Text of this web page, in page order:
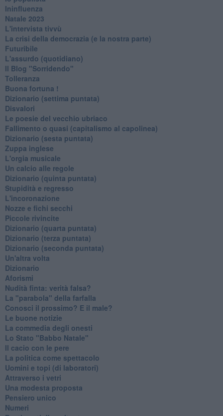
Ininfluenza
Natale 2023
L'intervista tivvù
La crisi della democrazia (e la nostra parte)
Futuribile
L'assurdo (quotidiano)
Il Blog "Sorridendo"
Tolleranza
Buona fortuna !
​Dizionario (settima puntata)
Disvalori
Le poesie del vecchio ubriaco
Fallimento o quasi (capitalismo al capolinea)
Dizionario (sesta puntata)
Zuppa inglese
L'orgia musicale
Un calcio alle regole
Dizionario (quinta puntata)
Stupidità e regresso
L'incoronazione
Nozze e fichi secchi
Piccole rivincite
​Dizionario (quarta puntata)
​Dizionario (terza puntata)
​Dizionario (seconda puntata)
Un'altra volta
Dizionario
Aforismi
Nudità finta: verità falsa?
La "parabola" della farfalla
Conosci il prossimo? E il male?
Le buone notizie
La commedia degli onesti
Lo Stato "Babbo Natale"
Il cacio con le pere
La politica come spettacolo
Uomini e topi (di laboratori)
Attraverso i vetri
Una modesta proposta
Pensiero unico
Numeri